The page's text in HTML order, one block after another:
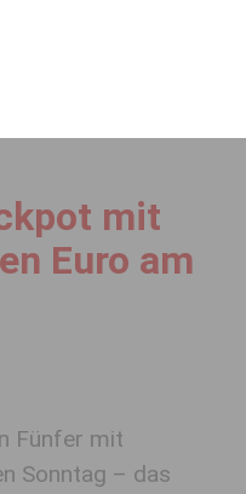
mit
Euro am
Fünfer mit
Sonntag – das